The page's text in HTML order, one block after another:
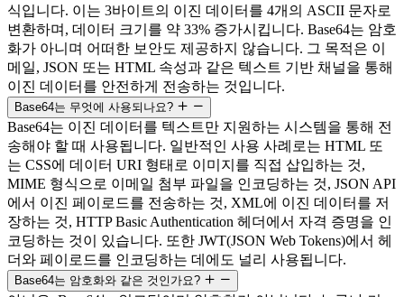
식입니다. 이는 3바이트의 이진 데이터를 4개의 ASCII 문자로
변환하며, 데이터 크기를 약 33% 증가시킵니다. Base64는 암호
화가 아니며 어떠한 보안도 제공하지 않습니다. 그 목적은 이
메일, JSON 또는 HTML 속성과 같은 텍스트 기반 채널을 통해
이진 데이터를 안전하게 전송하는 것입니다.
Base64는 무엇에 사용되나요?
Base64는 이진 데이터를 텍스트만 지원하는 시스템을 통해 전
송해야 할 때 사용됩니다. 일반적인 사용 사례로는 HTML 또
는 CSS에 데이터 URI 형태로 이미지를 직접 삽입하는 것,
MIME 형식으로 이메일 첨부 파일을 인코딩하는 것, JSON API
에서 이진 페이로드를 전송하는 것, XML에 이진 데이터를 저
장하는 것, HTTP Basic Authentication 헤더에서 자격 증명을 인
코딩하는 것이 있습니다. 또한 JWT(JSON Web Tokens)에서 헤
더와 페이로드를 인코딩하는 데에도 널리 사용됩니다.
Base64는 암호화와 같은 것인가요?